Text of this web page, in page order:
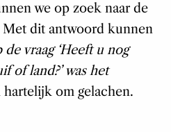
we op zoek naar de
dit antwoord kunnen
de vraag ‘Heeft u nog
of land?’ was het
hartelijk om gelachen.